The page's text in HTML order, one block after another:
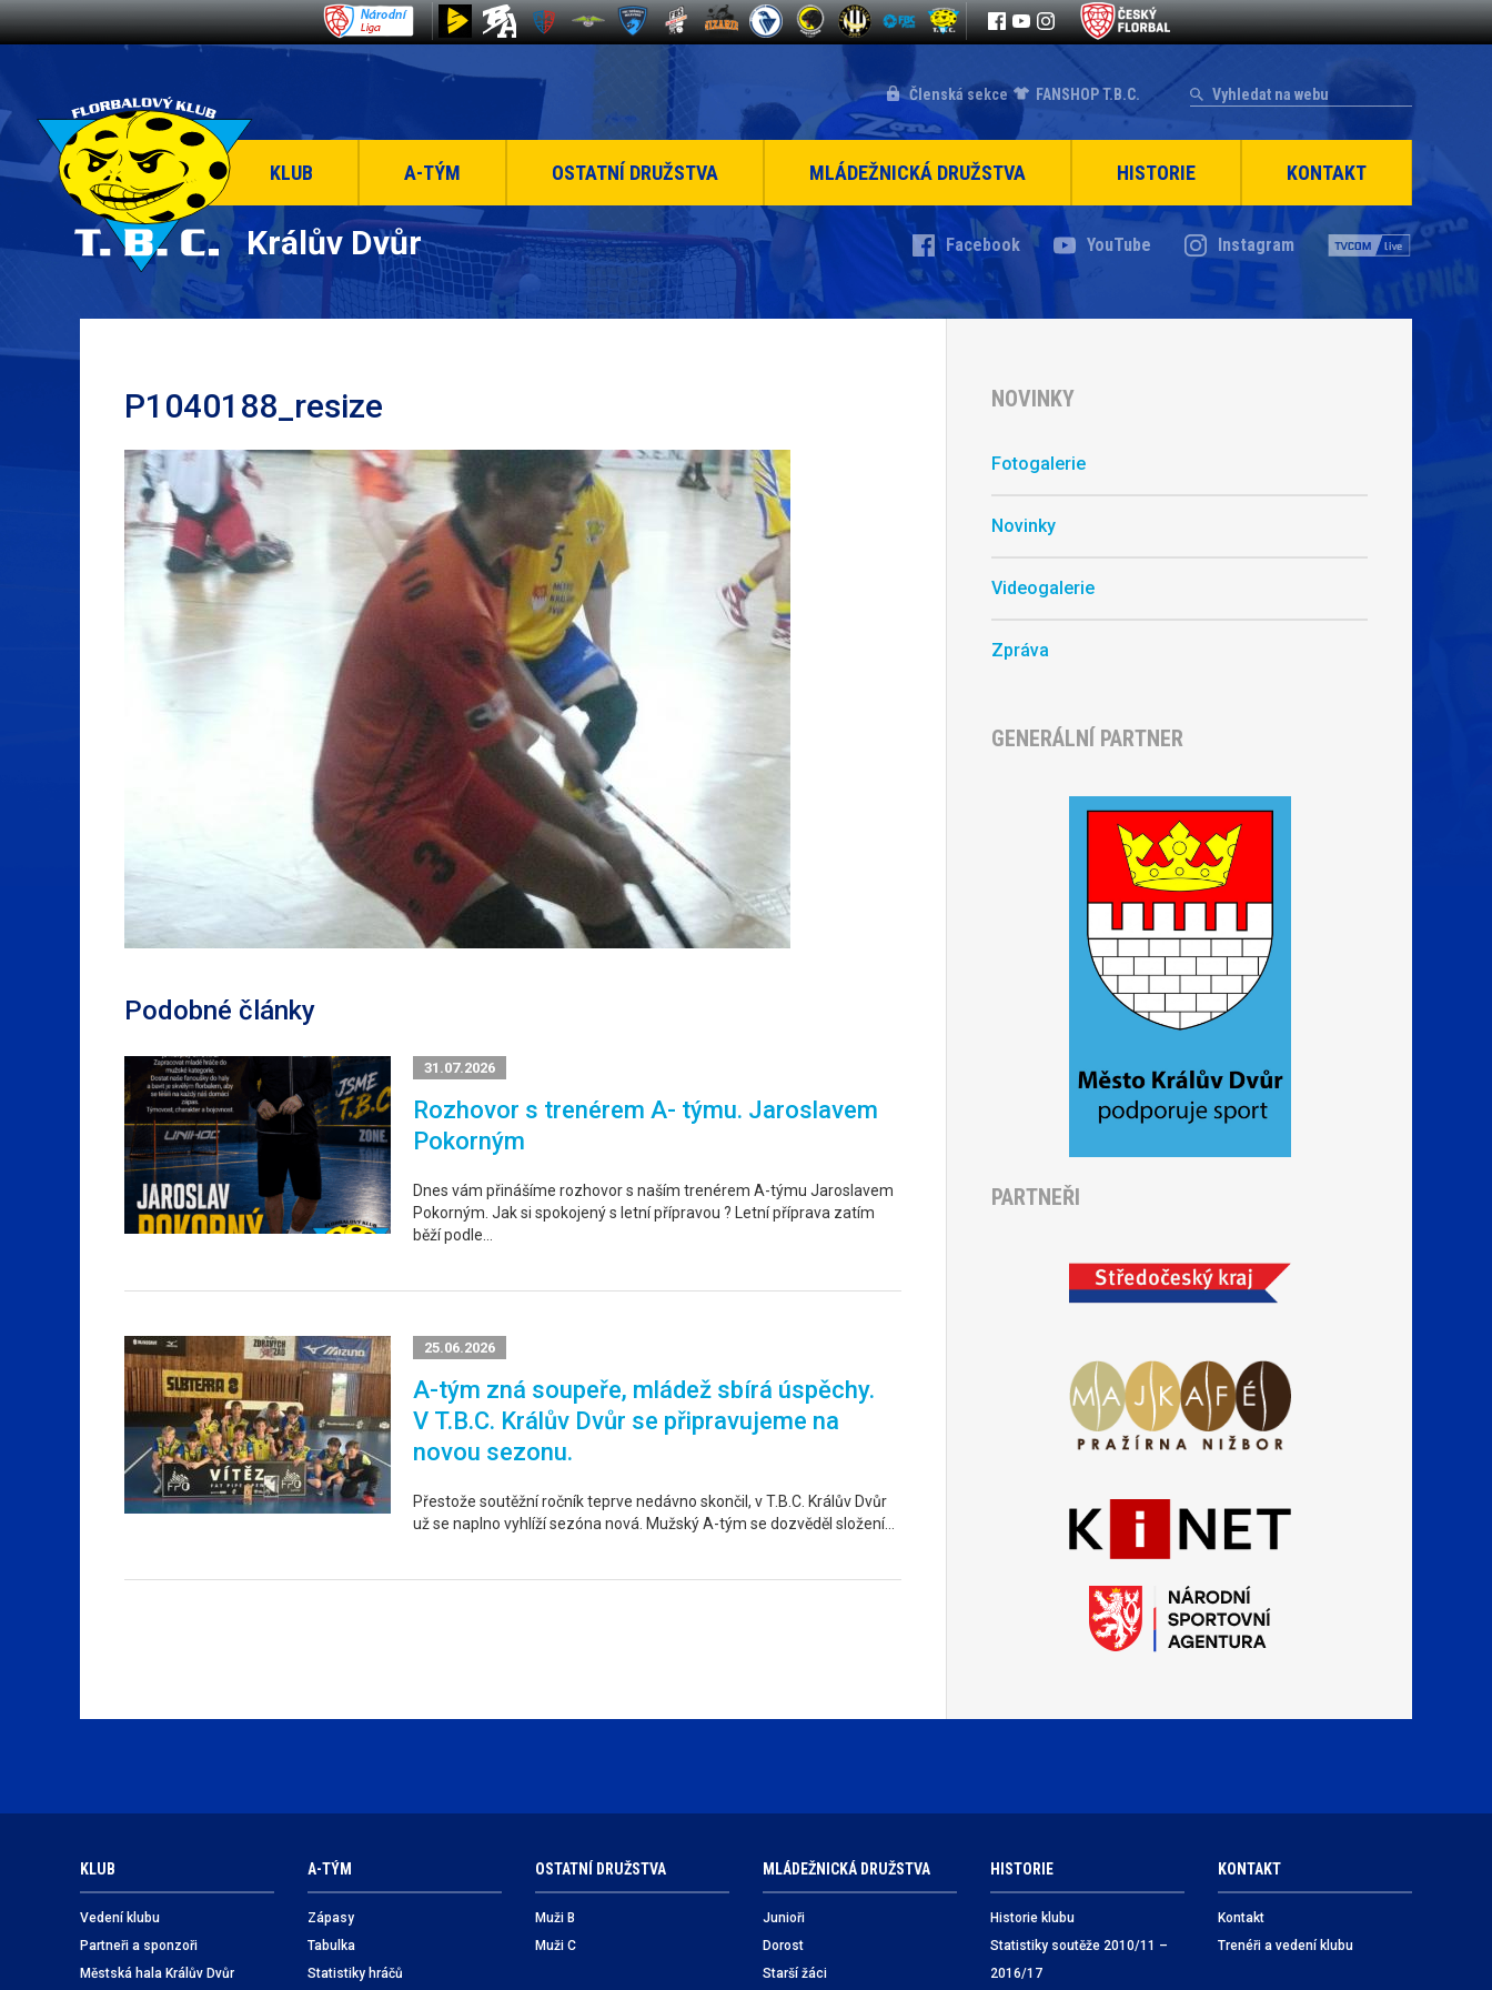
Členská sekce FANSHOP T.B.C.
KLUB A-TÝM OSTATNÍ DRUŽSTVA MLÁDEŽNICKÁ DRUŽSTVA HISTORIE KONTAKT
Králův Dvůr Facebook YouTube Instagram
P1040188_resize
Podobné články
31.07.2026
Rozhovor s trenérem A- týmu. Jaroslavem
Pokorným
Dnes vám přinášíme rozhovor s naším trenérem A-týmu Jaroslavem
Pokorným. Jak si spokojený s letní přípravou ? Letní příprava zatím
běží podle…
25.06.2026
A-tým zná soupeře, mládež sbírá úspěchy.
V T.B.C. Králův Dvůr se připravujeme na
novou sezonu.
Přestože soutěžní ročník teprve nedávno skončil, v T.B.C. Králův Dvůr
už se naplno vyhlíží sezóna nová. Mužský A-tým se dozvěděl složení…
NOVINKY
Fotogalerie
Novinky
Videogalerie
Zpráva
GENERÁLNÍ PARTNER
PARTNEŘI
KLUB
Vedení klubu
Partneři a sponzoři
Městská hala Králův Dvůr
A-TÝM
Zápasy
Tabulka
Statistiky hráčů
OSTATNÍ DRUŽSTVA
Muži B
Muži C
MLÁDEŽNICKÁ DRUŽSTVA
Junioři
Dorost
Starší žáci
HISTORIE
Historie klubu
Statistiky soutěže 2010/11 –
2016/17
KONTAKT
Kontakt
Trenéři a vedení klubu